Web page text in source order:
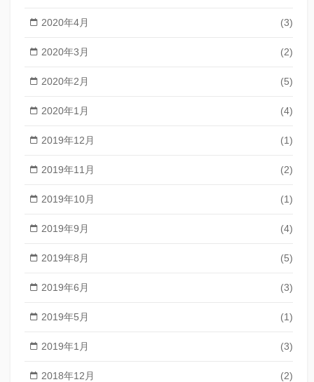
2020年4月 (3)
2020年3月 (2)
2020年2月 (5)
2020年1月 (4)
2019年12月 (1)
2019年11月 (2)
2019年10月 (1)
2019年9月 (4)
2019年8月 (5)
2019年6月 (3)
2019年5月 (1)
2019年1月 (3)
2018年12月 (2)